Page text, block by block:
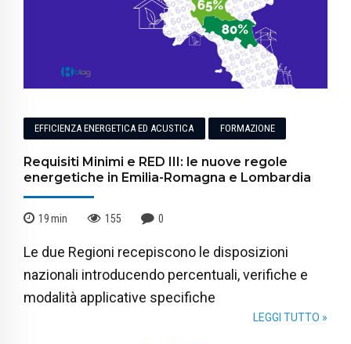
EFFICIENZA ENERGETICA ED ACUSTICA FORMAZIONE
Requisiti Minimi e RED III: le nuove regole
energetiche in Emilia-Romagna e Lombardia
19min 155 0
Le due Regioni recepiscono le disposizioni
nazionali introducendo percentuali, verifiche e
modalità applicative specifiche
LEGGI TUTTO »